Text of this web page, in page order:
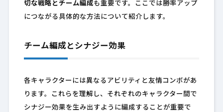
切な戦略とチーム編成も重要です。ここでは勝率アップ
につながる具体的な方法について紹介します。
チーム編成とシナジー効果
各キャラクターには異なるアビリティと友情コンボがあ
ります。これらを理解し、それぞれのキャラクター間で
シナジー効果を生み出すように編成することが重要で